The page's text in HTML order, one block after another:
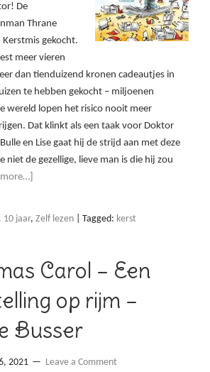
De
Thrane
gekocht.
meer vieren
dan tienduizend kronen cadeautjes in
te hebben gekocht – miljoenen
wereld lopen het risico nooit meer
Dat klinkt als een taak voor Doktor
en Lise gaat hij de strijd aan met deze
niet de gezellige, lieve man is die hij zou
more…]
10 jaar, Zelf lezen Tagged: kerst
Carol – Een
op rijm –
Busser
2021 Leave a Comment